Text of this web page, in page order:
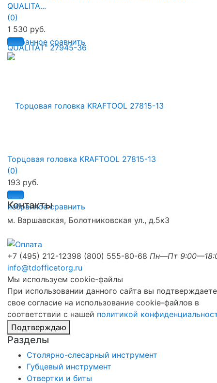
избранное сравнить
QUALITA...
(0)
1 530 руб.
избранное сравнить
Торцовая головка KRAFTOOL 27815-13
(0)
193 руб.
Контакты
м. Варшавская, Болотниковская ул., д.5к3
+7 (495) 212-12398 (800) 555-80-68 Пн—Пт
info@tdofficetorg.ru
Мы используем cookie-файлы
При использовании данного сайта вы подтверждаете
свое согласие на использование cookie-файлов в
соответствии с нашей политикой
Подтверждаю
Разделы
Столярно-слесарный инструмент
Губцевый инструмент
Отвертки и биты